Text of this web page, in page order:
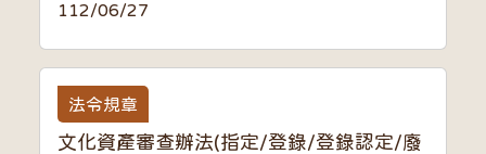
112/06/27
法令規章
文化資產審查辦法(指定/登錄/登錄認定/廢